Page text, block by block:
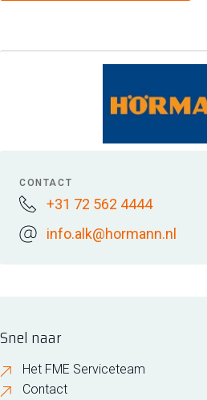
CONTACT
+31 72 562 4444
info.alk@hormann.nl
Snel naar
Het FME Serviceteam
Contact